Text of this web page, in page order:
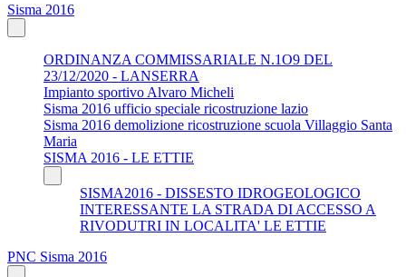
Sisma 2016
ORDINANZA COMMISSARIALE N.1O9 DEL
23/12/2020 - LANSERRA
Impianto sportivo Alvaro Micheli
Sisma 2016 ufficio speciale ricostruzione lazio
Sisma 2016 demolizione ricostruzione scuola Villaggio Santa
Maria
SISMA 2016 - LE ETTIE
SISMA2016 - DISSESTO IDROGEOLOGICO
INTERESSANTE LA STRADA DI ACCESSO A
RIVODUTRI IN LOCALITA' LE ETTIE
PNC Sisma 2016